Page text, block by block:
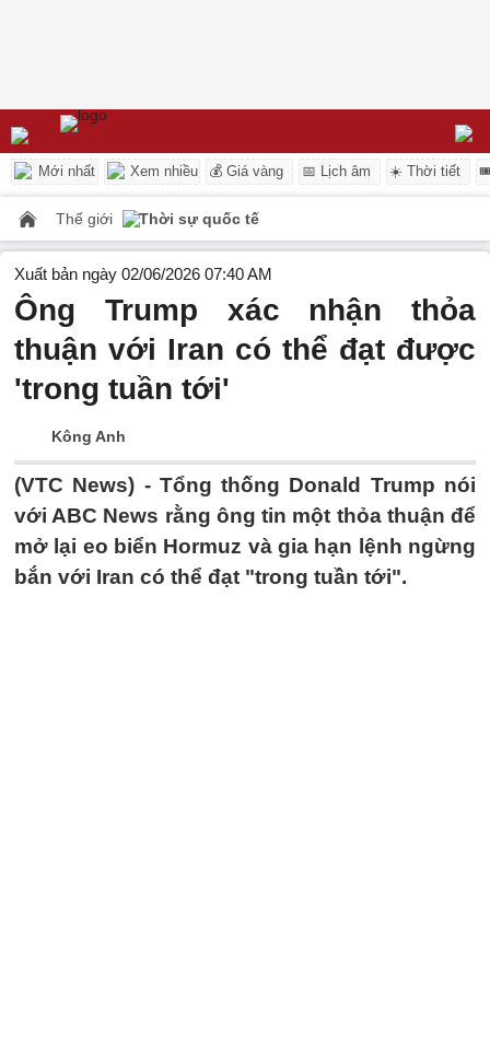
Mới nhất Xem nhiều 💰 Giá vàng 📅 Lịch âm ☀️ Thời tiết
Thế giới Thời sự quốc tế
Xuất bản ngày 02/06/2026 07:40 AM
Ông Trump xác nhận thỏa
thuận với Iran có thể đạt được
'trong tuần tới'
Kông Anh
(VTC News) - Tổng thống Donald Trump nói
với ABC News rằng ông tin một thỏa thuận để
mở lại eo biển Hormuz và gia hạn lệnh ngừng
bắn với Iran có thể đạt "trong tuần tới".